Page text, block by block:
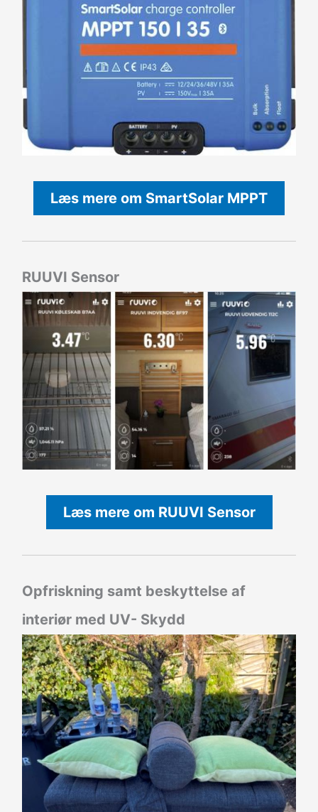
Læs mere om SmartSolar MPPT
RUUVI Sensor
Læs mere om RUUVI Sensor
Opfriskning samt beskyttelse af
interiør med UV- Skydd